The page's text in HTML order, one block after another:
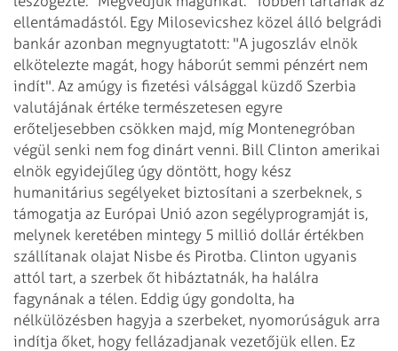
ellentámadástól. Egy Milosevicshez közel álló belgrádi
bankár azonban megnyugtatott: "A jugoszláv elnök
elkötelezte magát, hogy háborút semmi pénzért nem
indít". Az amúgy is fizetési válsággal küzdő Szerbia
valutájának értéke természetesen egyre
erőteljesebben csökken majd, míg Montenegróban
végül senki nem fog dinárt venni. Bill Clinton amerikai
elnök egyidejűleg úgy döntött, hogy kész
humanitárius segélyeket biztosítani a szerbeknek, s
támogatja az Európai Unió azon segélyprogramját is,
melynek keretében mintegy 5 millió dollár értékben
szállítanak olajat Nisbe és Pirotba. Clinton ugyanis
attól tart, a szerbek őt hibáztatnák, ha halálra
fagynának a télen. Eddig úgy gondolta, ha
nélkülözésben hagyja a szerbeket, nyomorúságuk arra
indítja őket, hogy fellázadjanak vezetőjük ellen. Ez